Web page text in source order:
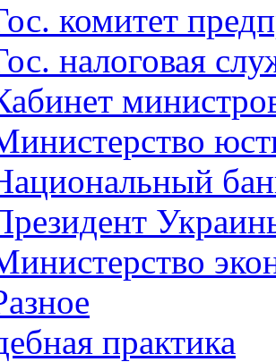
комитет
налоговая
практика